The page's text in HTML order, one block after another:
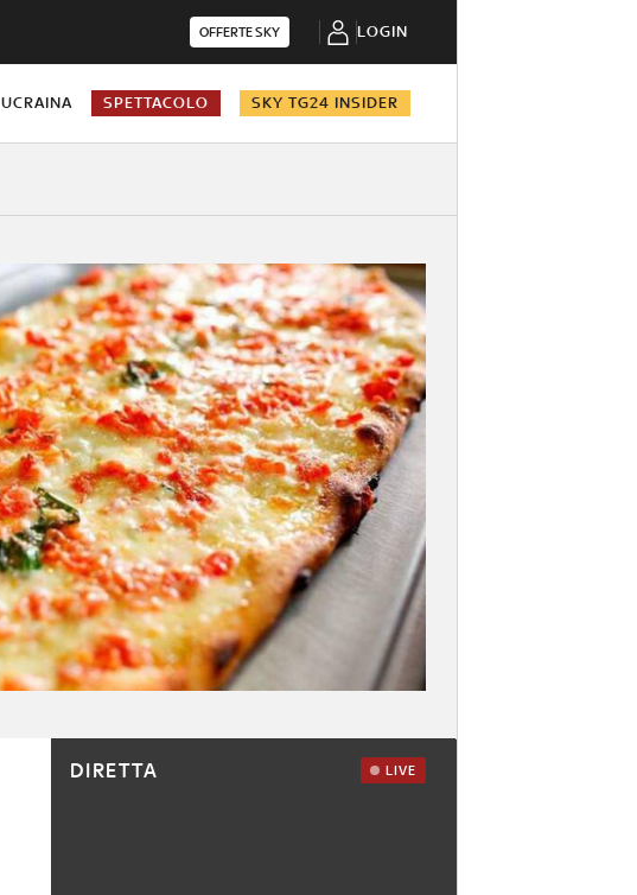
OFFERTE SKY LOGIN
UCRAINA SPETTACOLO SKY TG24 INSIDER
DIRETTA LIVE